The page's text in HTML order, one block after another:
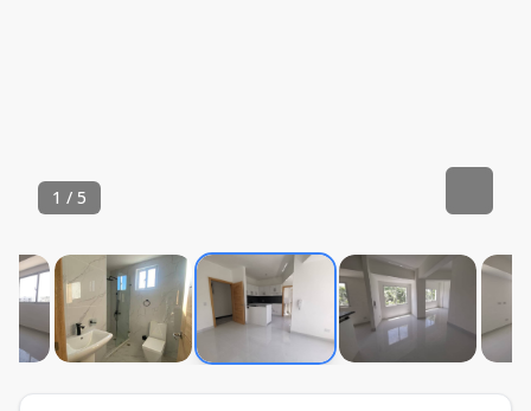
1 / 5